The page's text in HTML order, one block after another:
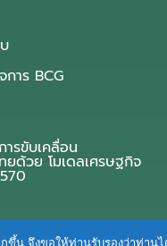
การ BCG
รขับเคลื่อน
ยด้วย โมเดลเศรษฐกิจ
ขึ้น จึงขอให้ท่านรับรองว่า